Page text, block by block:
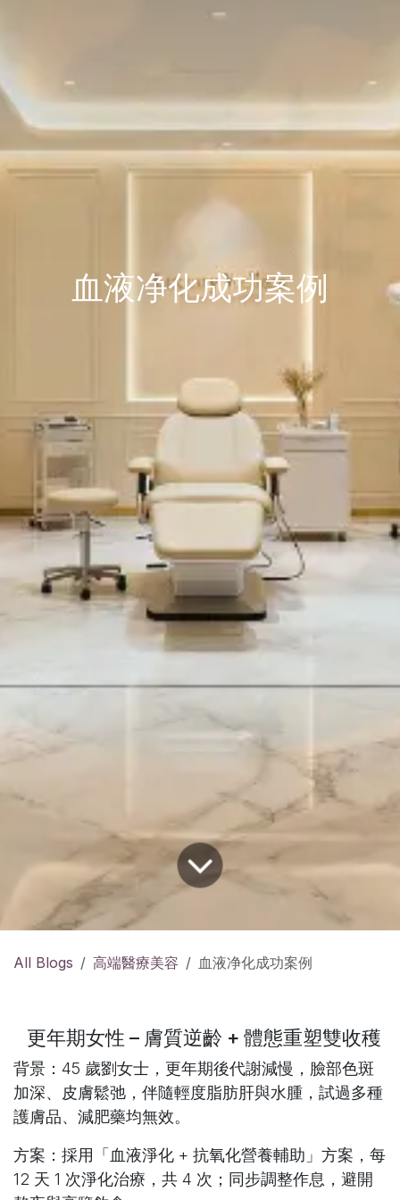
血液净化成功案例
All Blogs 高端醫療美容 血液净化成功案例
更年期女性 – 膚質逆齡 + 體態重塑雙收穫
背景 ：45 歲劉女士，更年期後代謝減慢，臉部色斑
加深、皮膚鬆弛，伴隨輕度脂肪肝與水腫，試過多種
護膚品、減肥藥均無效。
方案 ：採用「血液淨化 + 抗氧化營養輔助」方案，每
12 天 1 次淨化治療，共 4 次；同步調整作息，避開